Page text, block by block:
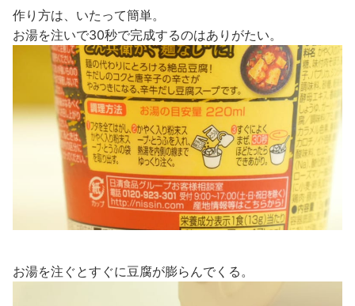
作り方は、いたって簡単。
お湯を注いで30秒で完成するのはありがたい。
お湯を注ぐとすぐに豆腐が膨らんでくる。